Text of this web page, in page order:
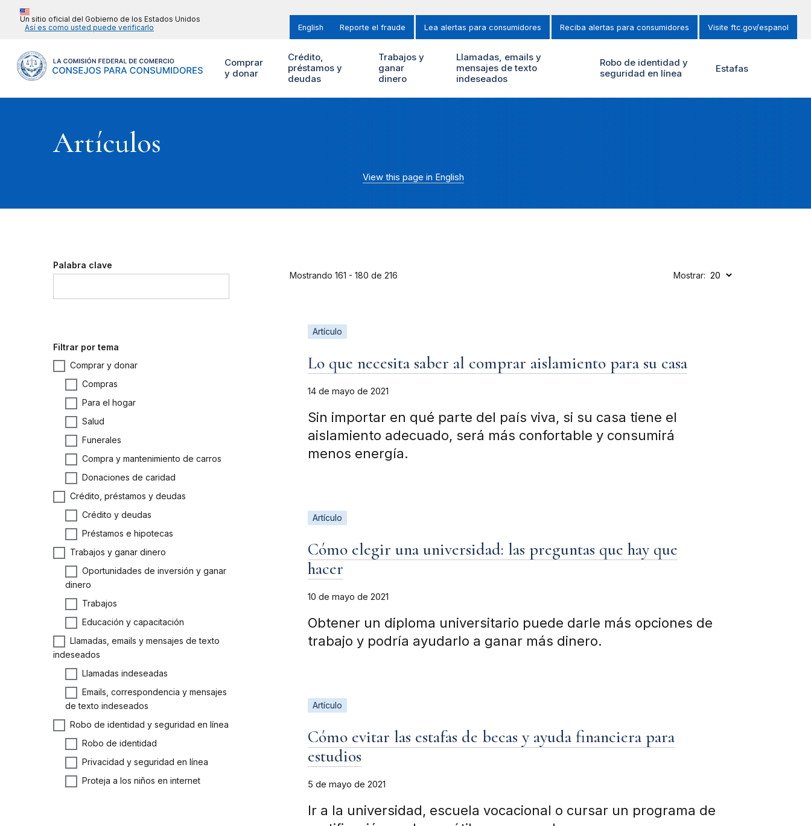
Un sitio oficial del Gobierno de los Estados Unidos
Así es como usted puede verificarlo
English Reporte el fraude Lea alertas para consumidores Reciba alertas para consumidores Visite ftc.gov/espanol
Comprar
y donar
Crédito,
préstamos y
deudas
Trabajos y
ganar
dinero
Llamadas, emails y
mensajes de texto
indeseados
Robo de identidad y
seguridad en línea
Estafas
Artículos
View this page in English
Palabra clave
Filtrar por tema
Comprar y donar
Compras
Para el hogar
Salud
Funerales
Compra y mantenimiento de carros
Donaciones de caridad
Crédito, préstamos y deudas
Crédito y deudas
Préstamos e hipotecas
Trabajos y ganar dinero
Oportunidades de inversión y ganar
dinero
Trabajos
Educación y capacitación
Llamadas, emails y mensajes de texto
indeseados
Llamadas indeseadas
Emails, correspondencia y mensajes
de texto indeseados
Robo de identidad y seguridad en línea
Robo de identidad
Privacidad y seguridad en línea
Proteja a los niños en internet
Mostrando 161 - 180 de 216 Mostrar:
Artículo
Lo que necesita saber al comprar aislamiento para su casa
14 de mayo de 2021
Sin importar en qué parte del país viva, si su casa tiene el
aislamiento adecuado, será más confortable y consumirá
menos energía.
Artículo
Cómo elegir una universidad: las preguntas que hay que
hacer
10 de mayo de 2021
Obtener un diploma universitario puede darle más opciones de
trabajo y podría ayudarlo a ganar más dinero.
Artículo
Cómo evitar las estafas de becas y ayuda financiera para
estudios
5 de mayo de 2021
Ir a la universidad, escuela vocacional o cursar un programa de